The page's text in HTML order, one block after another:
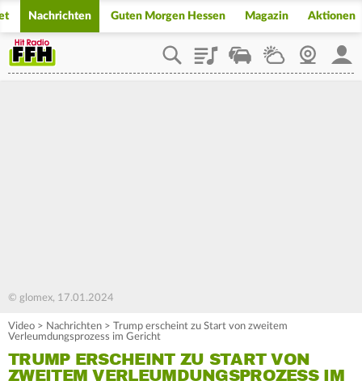
Nachrichten Guten Morgen Hessen Magazin Aktionen
PlaylistStaupilotWetterWebcam
© glomex, 17.01.2024
Video > Nachrichten > Trump erscheint zu Start von zweitem
Verleumdungsprozess im Gericht
TRUMP ERSCHEINT ZU START VON
ZWEITEM VERLEUMDUNGSPROZESS IM